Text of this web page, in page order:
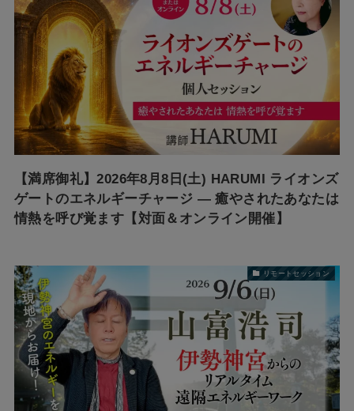
【満席御礼】2026年8月8日(土) HARUMI ライオンズ
ゲートのエネルギーチャージ ― 癒やされたあなたは
情熱を呼び覚ます【対面＆オンライン開催】
リモートセッション